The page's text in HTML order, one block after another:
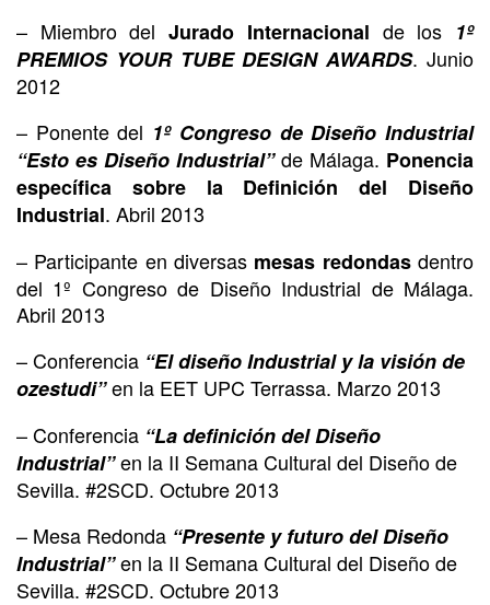
– Miembro delJurado Internacional de los 1º
PREMIOS YOUR TUBE DESIGN AWARDS. Junio
2012
– Ponente del 1º Congreso de Diseño Industrial
“Esto es Diseño Industrial”de Málaga. Ponencia
específica sobre la Definición del Diseño
Industrial. Abril 2013
– Participante en diversas mesas redondasdentro
del 1º Congreso de Diseño Industrial de Málaga.
Abril 2013
– Conferencia “El diseño Industrial y la visión de
ozestudi”en la EET UPC Terrassa. Marzo 2013
– Conferencia “La definición del Diseño
Industrial”en la II Semana Cultural del Diseño de
Sevilla. #2SCD. Octubre 2013
– Mesa Redonda “Presente y futuro del Diseño
Industrial”en la II Semana Cultural del Diseño de
Sevilla. #2SCD. Octubre 2013